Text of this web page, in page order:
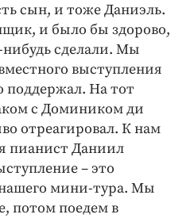
сын, и тоже Даниэль.
и было бы здорово,
сделали. Мы
выступления
поддержал. На тот
с Домиником ди
отреагировал. К нам
пианист Даниил
– это
мини-тура. Мы
потом поедем в